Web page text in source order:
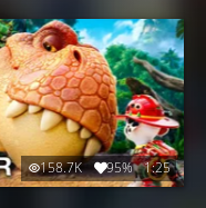
158.7K 95% 1:25